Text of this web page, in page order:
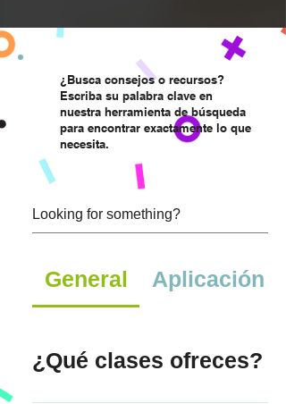
¿Busca consejos o recursos?
Escriba su palabra clave en
nuestra herramienta de búsqueda
para encontrar exactamente lo que
necesita.
General Aplicación
¿Qué clases ofreces?